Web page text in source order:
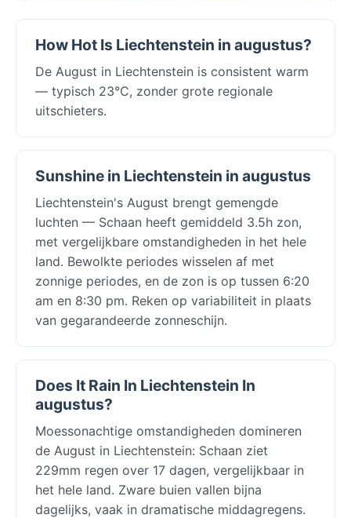
How Hot Is Liechtenstein in augustus?
De August in Liechtenstein is consistent warm
— typisch 23°C, zonder grote regionale
uitschieters.
Sunshine in Liechtenstein in augustus
Liechtenstein's August brengt gemengde
luchten — Schaan heeft gemiddeld 3.5h zon,
met vergelijkbare omstandigheden in het hele
land. Bewolkte periodes wisselen af met
zonnige periodes, en de zon is op tussen 6:20
am en 8:30 pm. Reken op variabiliteit in plaats
van gegarandeerde zonneschijn.
Does It Rain In Liechtenstein In
augustus?
Moessonachtige omstandigheden domineren
de August in Liechtenstein: Schaan ziet
229mm regen over 17 dagen, vergelijkbaar in
het hele land. Zware buien vallen bijna
dagelijks, vaak in dramatische middagregens.